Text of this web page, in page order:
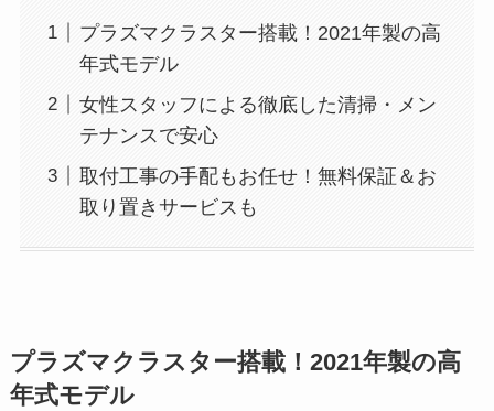
プラズマクラスター搭載！2021年製の高
年式モデル
女性スタッフによる徹底した清掃・メン
テナンスで安心
取付工事の手配もお任せ！無料保証＆お
取り置きサービスも
プラズマクラスター搭載！2021年製の高
年式モデル